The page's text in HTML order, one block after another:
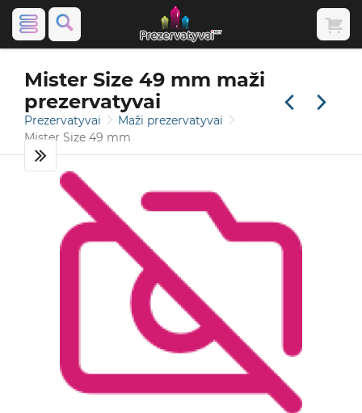
Mister Size 49 mm maži
prezervatyvai
Prezervatyvai
Maži prezervatyvai
Mister Size 49 mm